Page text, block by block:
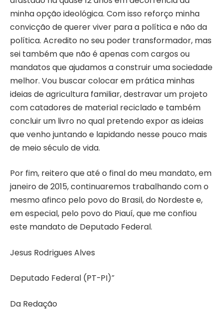
minha opção ideológica. Com isso reforço minha
convicção de querer viver para a política e não da
política. Acredito no seu poder transformador, mas
sei também que não é apenas com cargos ou
mandatos que ajudamos a construir uma sociedade
melhor. Vou buscar colocar em prática minhas
ideias de agricultura familiar, destravar um projeto
com catadores de material reciclado e também
concluir um livro no qual pretendo expor as ideias
que venho juntando e lapidando nesse pouco mais
de meio século de vida.
Por fim, reitero que até o final do meu mandato, em
janeiro de 2015, continuaremos trabalhando com o
mesmo afinco pelo povo do Brasil, do Nordeste e,
em especial, pelo povo do Piauí, que me confiou
este mandato de Deputado Federal.
Jesus Rodrigues Alves
Deputado Federal (PT-PI)”
Da Redação